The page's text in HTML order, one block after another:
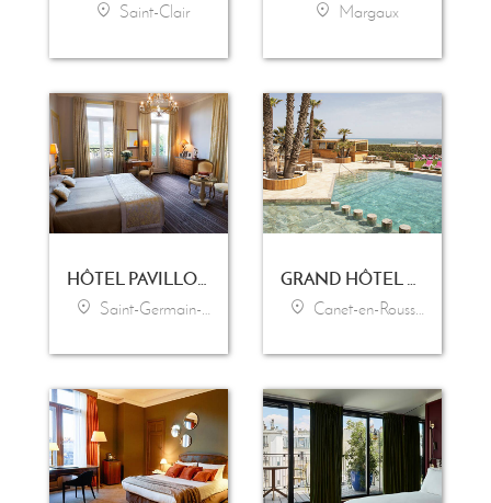
Saint-Clair Margaux
HÔTEL PAVILLON HENRI IV
Saint-Germain-en-Laye Canet-en-Roussillon